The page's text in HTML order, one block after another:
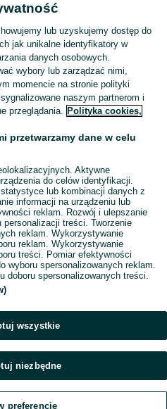
do chrztu dla dziewczynki,
Zobacz
lub uzyskujemy dostęp do
jak unikalne identyfikatory w
danych osobowych.
wybory lub zarządzać nimi,
momencie na stronie polityki
naszym partnerom i
przeglądania. Polityka cookies,
przetwarzamy dane w celu
Aktywne
do celów identyfikacji.
lub kombinacji danych z
informacji na urządzeniu lub
reklam. Rozwój i ulepszanie
personalizacji treści. Tworzenie
reklam. Wykorzystywanie
reklam. Wykorzystywanie
treści. Pomiar efektywności
wyboru spersonalizowanych reklam.
doboru spersonalizowanych treści.
wszystkie
niezbędne
preferencje